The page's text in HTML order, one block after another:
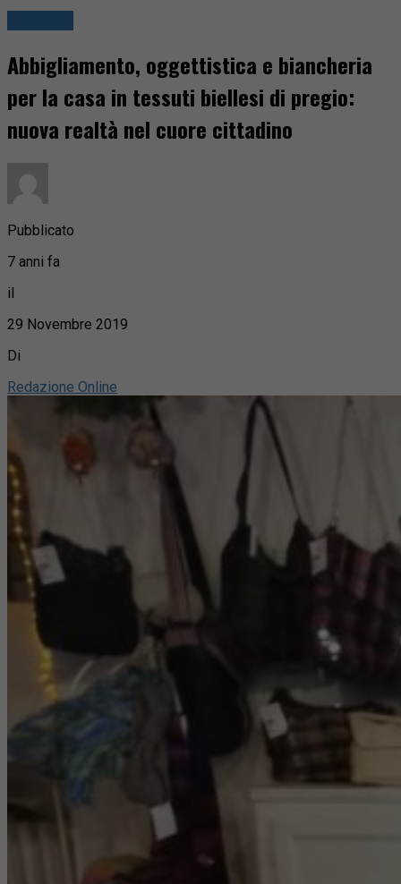
Abbigliamento, oggettistica e biancheria
per la casa in tessuti biellesi di pregio:
nuova realtà nel cuore cittadino
Pubblicato
7 anni fa
il
29 Novembre 2019
Di
Redazione Online